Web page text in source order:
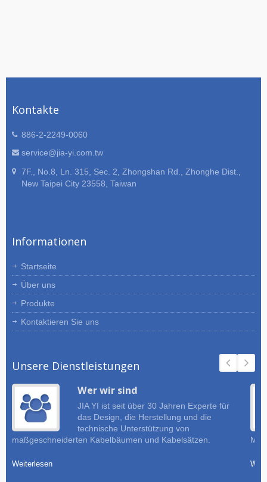
Kontakte
886-2-2249-0060
service@jia-yi.com.tw
7F., No.8, Ln. 315, Sec. 2, Zhongshan Rd., Zhonghe Dist.,
New Taipei City 23558, Taiwan
Informationen
Startseite
Über uns
Produkte
Kontaktieren Sie uns
Unsere Dienstleistungen
Wer wir sind
JIA YI ist seit über 30 Jahren Experte für
das Design, die Herstellung und die
technische Unterstützung von
maßgeschneiderten Kabelbäumen und Kabelsätzen.
Weiterlesen